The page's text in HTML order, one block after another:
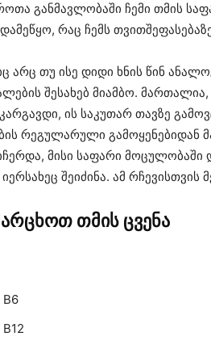
განმავლობაში ჩემი თმის
რაც ჩემს
არც თუ ისე დიდი ხნის წინ
შესახებ მიამბო. მართალია,
ის საკუთარ თავზე
რეგულარული
მისი საფარი
შეიძინა. ამ
თმის ცვენა
B6